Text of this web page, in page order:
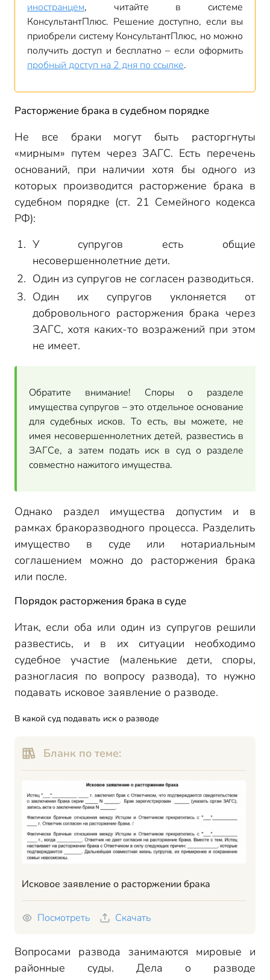
иностранцем, читайте в системе
КонсультантПлюс. Решение доступно, если вы
приобрели систему КонсультантПлюс, но можно
получить доступ и бесплатно – если оформить
пробный доступ на 2 дня по ссылке.
Расторжение брака в судебном порядке
Не все браки могут быть расторгнуты
«мирным» путем через ЗАГС. Есть перечень
оснований, при наличии хотя бы одного из
которых производится расторжение брака в
судебном порядке (ст. 21 Семейного кодекса
РФ):
У супругов есть общие
несовершеннолетние дети.
Один из супругов не согласен разводиться.
Один их супругов уклоняется от
добровольного расторжения брака через
ЗАГС, хотя каких-то возражений при этом
не имеет.
Обратите внимание! Споры о разделе
имущества супругов – это отдельное основание
для судебных исков. То есть, вы можете, не
имея несовершеннолетних детей, развестись в
ЗАГСе, а затем подать иск в суд о разделе
совместно нажитого имущества.
Однако раздел имущества допустим и в
рамках бракоразводного процесса. Разделить
имущество в суде или нотариальным
соглашением можно до расторжения брака
или после.
Порядок расторжения брака в суде
Итак, если оба или один из супругов решили
развестись, и в их ситуации необходимо
судебное участие (маленькие дети, споры,
разногласия по вопросу развода), то нужно
подавать исковое заявление о разводе.
В какой суд подавать иск о разводе
Бланк по теме:
Исковое заявление о расторжении брака
Посмотреть Скачать
Вопросами развода занимаются мировые и
районные суды. Дела о разводе